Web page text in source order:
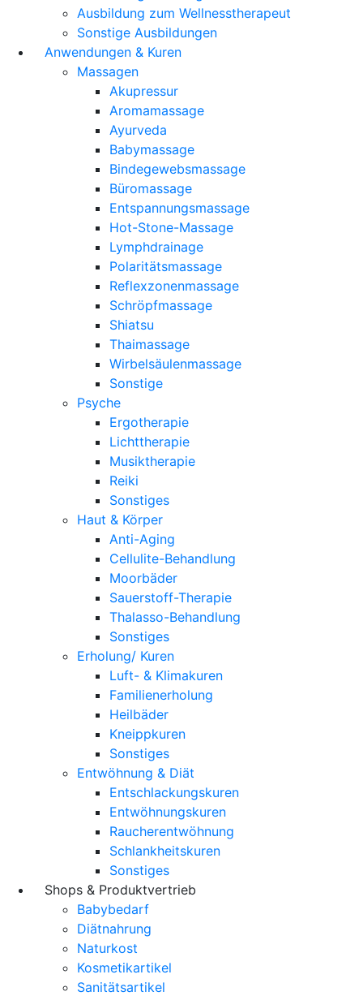
Ausbildung zum Wellnesstherapeut
Sonstige Ausbildungen
Anwendungen & Kuren
Massagen
Akupressur
Aromamassage
Ayurveda
Babymassage
Bindegewebsmassage
Büromassage
Entspannungsmassage
Hot-Stone-Massage
Lymphdrainage
Polaritätsmassage
Reflexzonenmassage
Schröpfmassage
Shiatsu
Thaimassage
Wirbelsäulenmassage
Sonstige
Psyche
Ergotherapie
Lichttherapie
Musiktherapie
Reiki
Sonstiges
Haut & Körper
Anti-Aging
Cellulite-Behandlung
Moorbäder
Sauerstoff-Therapie
Thalasso-Behandlung
Sonstiges
Erholung/ Kuren
Luft- & Klimakuren
Familienerholung
Heilbäder
Kneippkuren
Sonstiges
Entwöhnung & Diät
Entschlackungskuren
Entwöhnungskuren
Raucherentwöhnung
Schlankheitskuren
Sonstiges
Shops & Produktvertrieb
Babybedarf
Diätnahrung
Naturkost
Kosmetikartikel
Sanitätsartikel